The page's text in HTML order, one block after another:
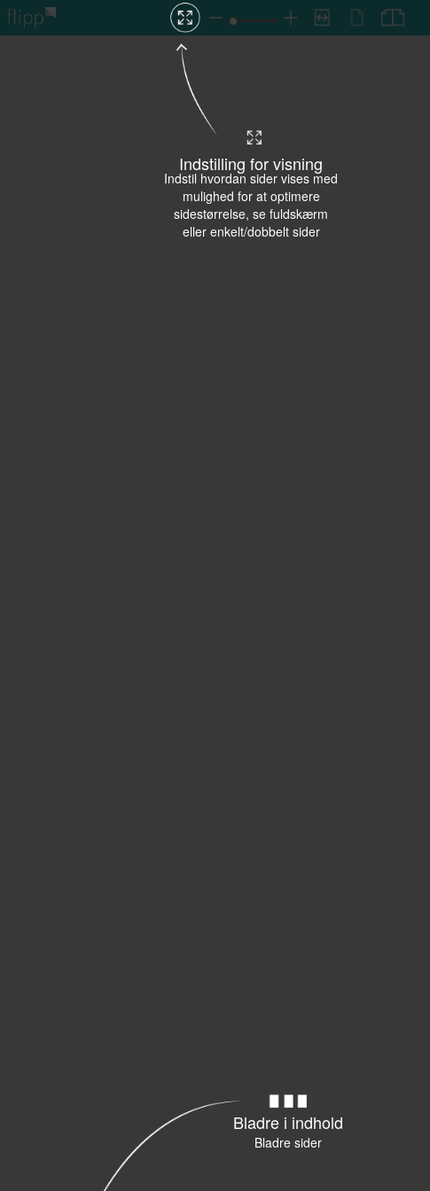
Bladre i indhold
Bladre sider
Indstilling for visning
Indstil hvordan sider vises med
mulighed for at optimere
sidestørrelse, se fuldskærm
eller enkelt/dobbelt sider